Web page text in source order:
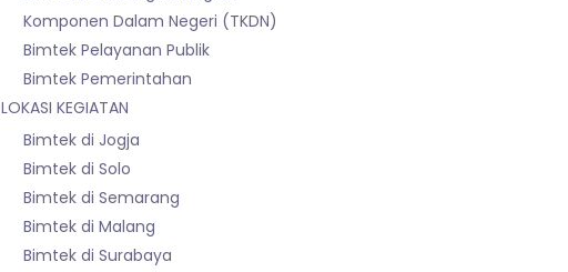
Komponen Dalam Negeri (TKDN)
Bimtek Pelayanan Publik
Bimtek Pemerintahan
LOKASI KEGIATAN
Bimtek di Jogja
Bimtek di Solo
Bimtek di Semarang
Bimtek di Malang
Bimtek di Surabaya